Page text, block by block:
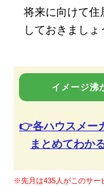
将来に向けて住
しておきましょ
イメージ沸
👉各ハウスメー
まとめてわか
※先月は435人がこのサー